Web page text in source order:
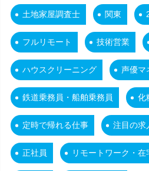
土地家屋調査士 関東
フルリモート 技術営業
ハウスクリーニング 声優マ
鉄道乗務員・船舶乗務員 化
定時で帰れる仕事 注目の求
正社員 リモートワーク・在